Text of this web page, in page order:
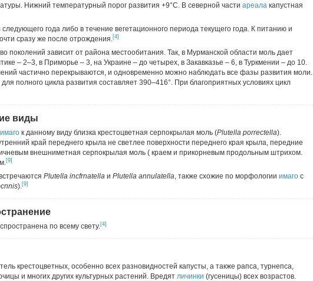
Нижний температурный порог развития +9°C. В северной части ареала капустная
следующего года либо в течение вегетационного периода текущего года. К питанию и
сразу же после отрождения.[4]
поколений зависит от района местообитания. Так, в Мурманской области моль дает
– 2–3, в Приморье – 3, на Украине – до четырех, в Закавказье – 6, в Туркмении – до 10.
частично перекрываются, и одновременно можно наблюдать все фазы развития моли.
полного цикла развития составляет 390–416°. При благоприятных условиях цикл
виды
имаго к данному виду близка крестоцветная серпокрылая моль (Plutella porrectella).
край переднего крыла не светлее поверхности переднего края крыла, передние
внешниметная серпокрылая моль ( краем и прикорневым продольным штрихом.
[9]
Plutella incfrnatella и Plutella annulatella, также схожие по морфологии имаго с
).[9]
по всему свету.[4]
крестоцветных, особенно всех разновидностей капусты, а также рапса, турнепса,
и многих других культурных растений. Вредят личинки (гусеницы) всех возрастов.